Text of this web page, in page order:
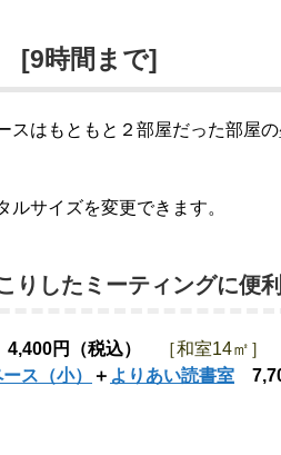
時間まで]
スはもともと２部屋だった部屋
ルサイズを変更できます。
りしたミーティングに便
4,400円（税込）
［和室14㎡］
ス（小）
＋ よりあい読書室